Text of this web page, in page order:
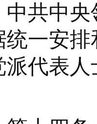
中央领
统一安
派代表